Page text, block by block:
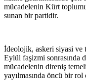
mücadelenin Kürt
sunan bir partidir.
İdeolojik, askeri siyasi ve
Eylül faşizmi sonrasında
mücadelenin direniş
yayılmasında öncü bir rol